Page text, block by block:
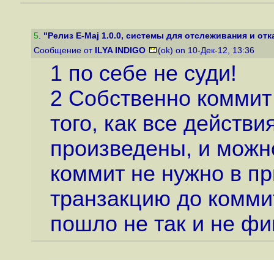
5. "Релиз E-Maj 1.0.0, системы для отслеживания и
Сообщение от
ILYA INDIGO (ok) on 10-Дек-12, 13:36
1 по себе не суди!
2 Собственно
того, как все
произведены, и
коммит не нужно в
транзакцию до
пошло не так и не